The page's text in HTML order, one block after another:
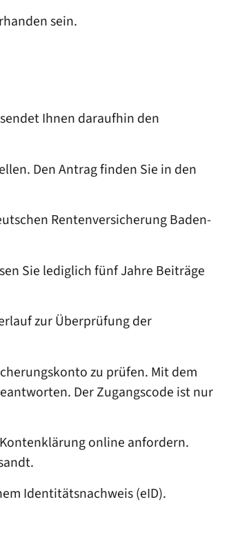
sein.
Ihnen daraufhin den
Den Antrag finden Sie in den
Rentenversicherung Baden-
Sie lediglich fünf Jahre Beiträge
zur Überprüfung der
zu prüfen. Mit dem
Der Zugangscode ist nur
online anfordern.
Identitätsnachweis (eID).